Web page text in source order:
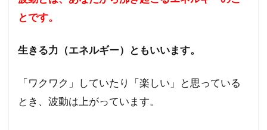
とです。
生きる力（エネルギー）ともいいます。
「ワクワク」していたり「楽しい」と思っている
とき、波動は上がっています。